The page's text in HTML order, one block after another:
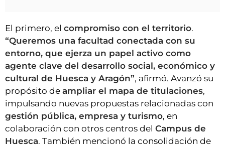
El primero, el compromiso con el territorio.
“Queremos una facultad conectada con su
entorno, que ejerza un papel activo como
agente clave del desarrollo social, económico y
cultural de Huesca y Aragón”, afirmó. Avanzó su
propósito de ampliar el mapa de titulaciones,
impulsando nuevas propuestas relacionadas con
gestión pública, empresa y turismo, en
colaboración con otros centros del Campus de
Huesca. También mencionó la consolidación de